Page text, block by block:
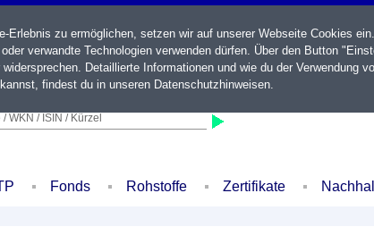
/ WKN / ISIN / Kürzel
Fonds Rohstoffe Zertifikate
zu ermöglichen, setzen wir auf unserer Webseite Cookies
verwandte Technologien verwenden dürfen. Über den Button
Detaillierte Informationen und wie du der Verwendung
findest du in unseren Datenschutzhinweisen.